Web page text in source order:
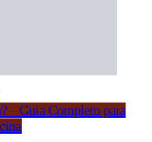
– Guia Completo para